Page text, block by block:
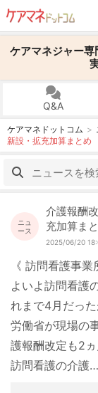
ケアマネジャー
Q&A
ケアマネドットコム
新設・拡充加算まとめ
ニュ
ース
介護報酬
充加算ま
2025/06/20
《 訪問看護事
よいよ訪問看護
れまで4月だっ
労働省が現場の
護報酬改定も2
訪問看護の介護…